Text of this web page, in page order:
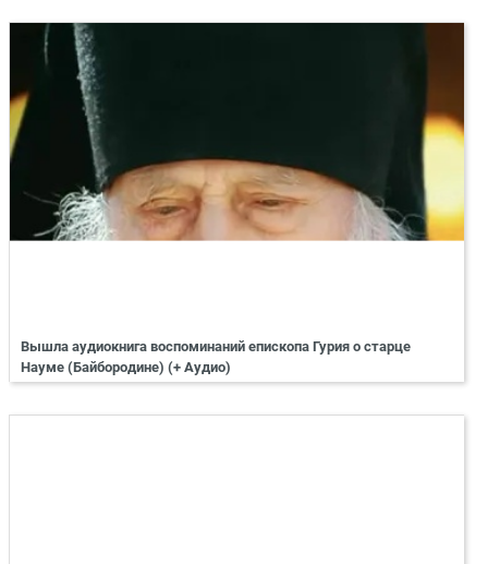
Вышла аудиокнига воспоминаний епископа Гурия о старце
Науме (Байбородине) (+ Аудио)